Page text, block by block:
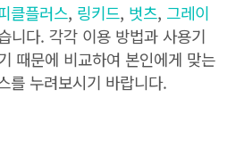
클플러스, 링키드, 벗츠, 그레이
니다. 각각 이용 방법과 사용기
때문에 비교하여 본인에게 맞는
를 누려보시기 바랍니다.